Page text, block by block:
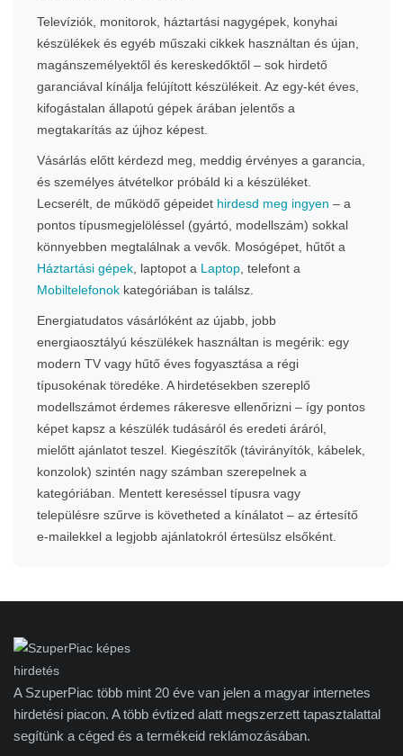
Televíziók, monitorok, háztartási nagygépek, konyhai
készülékek és egyéb műszaki cikkek használtan és újan,
magánszemélyektől és kereskedőktől – sok hirdető
garanciával kínálja felújított készülékeit. Az egy-két éves,
kifogástalan állapotú gépek árában jelentős a
megtakarítás az újhoz képest.
Vásárlás előtt kérdezd meg, meddig érvényes a garancia,
és személyes átvételkor próbáld ki a készüléket.
Lecserélt, de működő gépeidet hirdesd meg ingyen – a
pontos típusmegjelöléssel (gyártó, modellszám) sokkal
könnyebben megtalálnak a vevők. Mosógépet, hűtőt a
Háztartási gépek , laptopot a Laptop , telefont a
Mobiltelefonok kategóriában is találsz.
Energiatudatos vásárlóként az újabb, jobb
energiaosztályú készülékek használtan is megérik: egy
modern TV vagy hűtő éves fogyasztása a régi
típusokénak töredéke. A hirdetésekben szereplő
modellszámot érdemes rákeresve ellenőrizni – így pontos
képet kapsz a készülék tudásáról és eredeti áráról,
mielőtt ajánlatot teszel. Kiegészítők (távirányítók, kábelek,
konzolok) szintén nagy számban szerepelnek a
kategóriában. Mentett kereséssel típusra vagy
településre szűrve is követheted a kínálatot – az értesítő
e-mailekkel a legjobb ajánlatokról értesülsz elsőként.
A SzuperPiac több mint 20 éve van jelen a magyar internetes
hirdetési piacon. A több évtized alatt megszerzett tapasztalattal
segítünk a céged és a termékeid reklámozásában.